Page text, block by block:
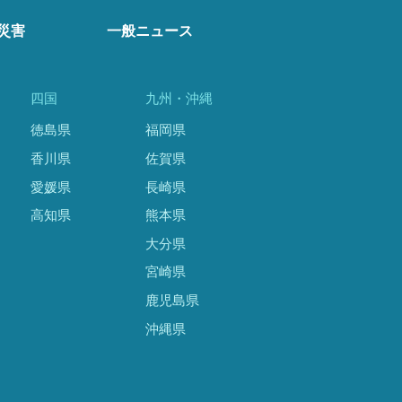
害 一般ニュース
四国
徳島県
香川県
愛媛県
高知県
九州・沖縄
福岡県
佐賀県
長崎県
熊本県
大分県
宮崎県
鹿児島県
沖縄県